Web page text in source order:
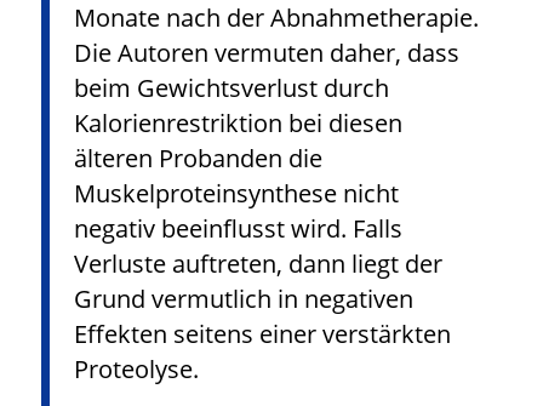
Monate nach der Abnahmetherapie.
Die Autoren vermuten daher, dass
beim Gewichtsverlust durch
Kalorienrestriktion bei diesen
älteren Probanden die
Muskelproteinsynthese nicht
negativ beeinflusst wird. Falls
Verluste auftreten, dann liegt der
Grund vermutlich in negativen
Effekten seitens einer verstärkten
Proteolyse.